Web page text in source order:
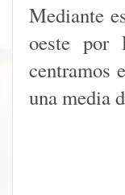
Mediante
oeste por
centramos
una media